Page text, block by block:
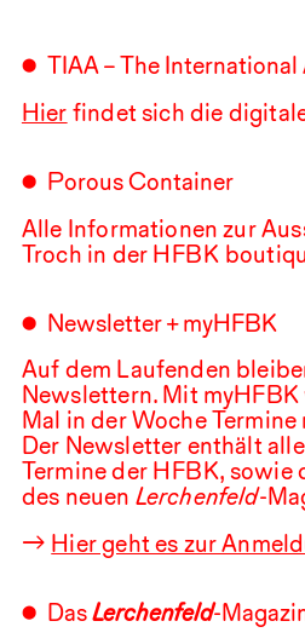
TIAA – The
Hier findet sich die
Porous Container
Alle Informationen zur
Troch in der HFBK
Newsletter + myHFBK
Auf dem Laufenden
Newslettern. Mit
Mal in der Woche Termine
Der Newsletter enthält
Termine der HFBK, sowie
des neuen Lerchenfeld-
→ Hier geht es zur
DasLerchenfeld-